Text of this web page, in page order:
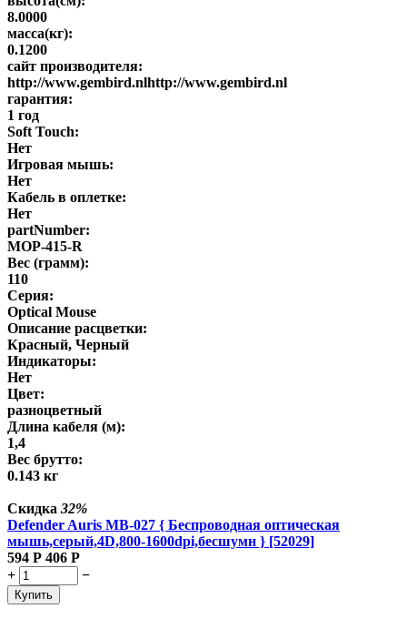
8.0000
масса(кг):
0.1200
сайт производителя:
http://www.gembird.nlhttp://www.gembird.nl
гарантия:
1 год
Soft Touch:
Нет
Игровая мышь:
Нет
Кабель в оплетке:
Нет
partNumber:
MOP-415-R
Вес (грамм):
110
Серия:
Optical Mouse
Описание расцветки:
Красный, Черный
Индикаторы:
Нет
Цвет:
разноцветный
Длина кабеля (м):
1,4
Вес брутто:
0.143 кг
Скидка 32%
Defender Auris MB-027 { Беспроводная оптическая
мышь,серый,4D,800-1600dpi,бесшумн } [52029]
594 Р 406 Р
+
−
Купить